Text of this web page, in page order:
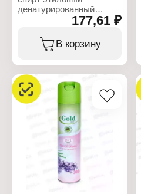
денатурированный
>30%, пропиленгликоль
5-15%, отдушка <5%,
бензилсалицилат,
гидроксицитронеллаль,
Характеристики:
Производитель: Сибиар
Бренд: Do-Re-Mi
Серия: Premium
Тип товара: Сменный
баллон для
автоматического
освежителя
Название: "Французский
177,61 ₽
В корзину